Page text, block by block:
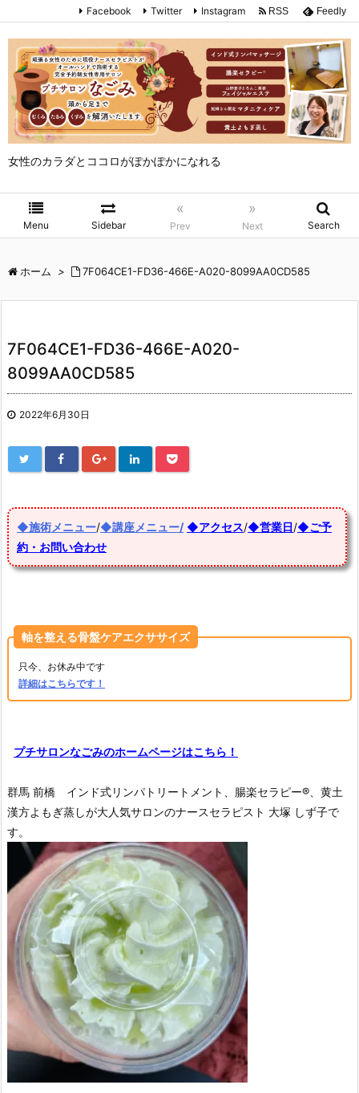
女性のカラダとココロがぽかぽかになれる
Menu Sidebar
«
Prev
»
Next Search
Facebook Twitter Instagram RSS Feedly
ホーム > 7F064CE1-FD36-466E-A020-8099AA0CD585
7F064CE1-FD36-466E-A020-
8099AA0CD585
2022年6月30日
◆施術メニュー/◆講座メニュー/ ◆アクセス/◆営業日/◆ご予
約・お問い合わせ
軸を整える骨盤ケアエクササイズ
只今、お休み中です
詳細はこちらです！
プチサロンなごみのホームページはこちら！
群馬 前橋 インド式リンパトリートメント、腸楽セラピー®︎、黄土
漢方よもぎ蒸しが大人気サロンのナースセラピスト 大塚 しず子で
す。